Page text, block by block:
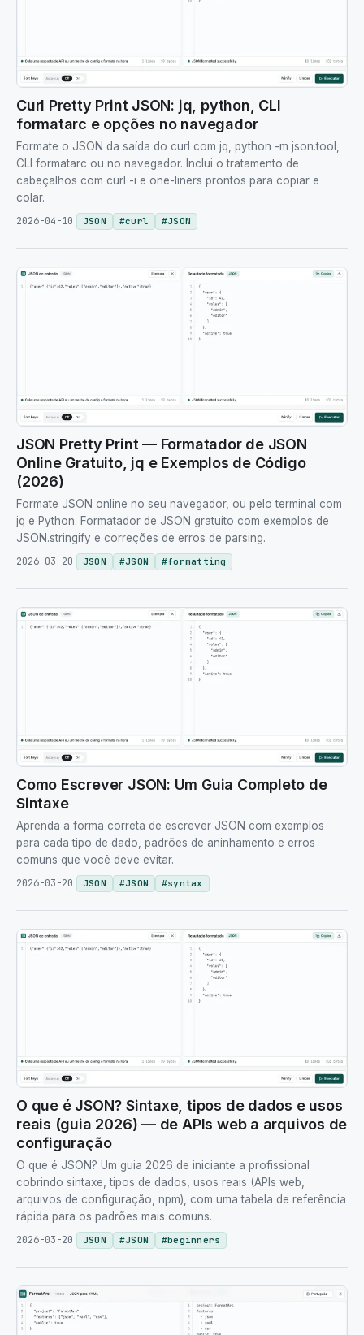
Curl Pretty Print JSON: jq, python, CLI
formatarc e opções no navegador
Formate o JSON da saída do curl com jq, python -m json.tool,
CLI formatarc ou no navegador. Inclui o tratamento de
cabeçalhos com curl -i e one-liners prontos para copiar e
colar.
2026-04-10
JSON #curl #JSON
JSON Pretty Print — Formatador de JSON
Online Gratuito, jq e Exemplos de Código
(2026)
Formate JSON online no seu navegador, ou pelo terminal com
jq e Python. Formatador de JSON gratuito com exemplos de
JSON.stringify e correções de erros de parsing.
2026-03-20
JSON #JSON #formatting
Como Escrever JSON: Um Guia Completo de
Sintaxe
Aprenda a forma correta de escrever JSON com exemplos
para cada tipo de dado, padrões de aninhamento e erros
comuns que você deve evitar.
2026-03-20
JSON #JSON #syntax
O que é JSON? Sintaxe, tipos de dados e usos
reais (guia 2026) — de APIs web a arquivos de
configuração
O que é JSON? Um guia 2026 de iniciante a profissional
cobrindo sintaxe, tipos de dados, usos reais (APIs web,
arquivos de configuração, npm), com uma tabela de referência
rápida para os padrões mais comuns.
2026-03-20
JSON #JSON #beginners